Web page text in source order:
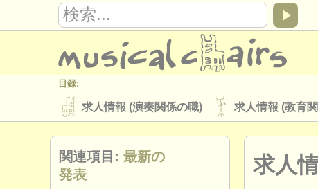
目録:
求人情報 (演奏関係の職) 求人情報 (教育
楽器の販売 盗まれた楽器
ディレクトリー: 求人
関連項目: 最新の
発表